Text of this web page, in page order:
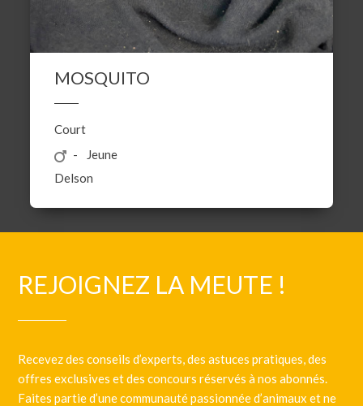
MOSQUITO
Court
Jeune
Delson
REJOIGNEZ LA MEUTE !
Recevez des conseils d’experts, des astuces pratiques, des
offres exclusives et des concours réservés à nos abonnés.
Faites partie d’une communauté passionnée d’animaux et ne